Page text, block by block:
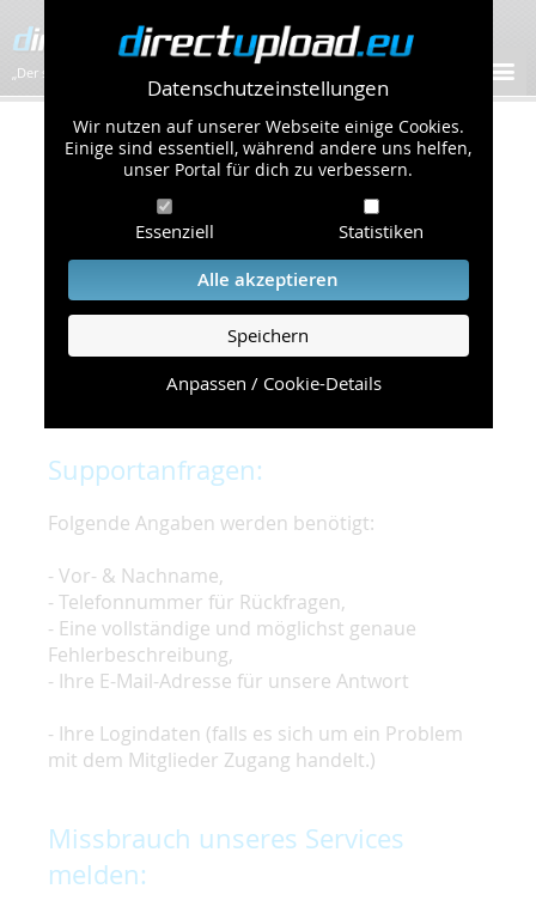
Datenschutzeinstellungen
Wir nutzen auf unserer Webseite einige Cookies.
Einige sind essentiell, während andere uns helfen,
unser Portal für dich zu verbessern.
Essenziell Statistiken
Alle akzeptieren
Speichern
Anpassen / Cookie-Details
„Der schnellste Bilder-Hoster im Web!”
Kontakt & Support
Um eine schnelle und unkomplizierte
Bearbeitung Ihres Problems zu gewährleisten,
bitten wir Sie,
folgende Punkte zu beachten und einzuhalten.
Die schnellste Hilfe finden Sie auf unserer
Seite, die die häufig gestellten Fragen
Supportanfragen:
Folgende Angaben werden benötigt:
- Vor- & Nachname,
- Telefonnummer für Rückfragen,
- Eine vollständige und möglichst genaue
Fehlerbeschreibung,
- Ihre E-Mail-Adresse für unsere Antwort
- Ihre Logindaten (falls es sich um ein Problem
mit dem Mitglieder Zugang handelt.)
Missbrauch unseres Services
melden: